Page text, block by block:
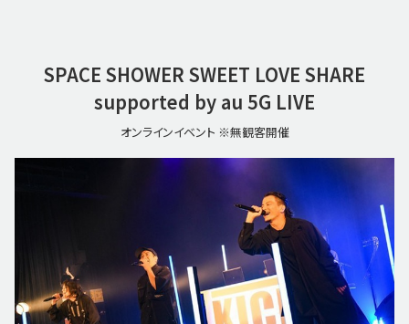
SPACE SHOWER SWEET LOVE SHARE
supported by au 5G LIVE
オンラインイベント ※無観客開催